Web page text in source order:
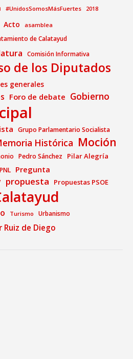
#UnidosSomosMásFuertes 2018
Acto asamblea
de Calatayud
Comisión Informativa
de los Diputados
generales
Foro de debate Gobierno
Grupo Parlamentario Socialista
Histórica Moción
Pedro Sánchez Pilar Alegría
PNL Pregunta
propuesta Propuestas PSOE
Turismo Urbanismo
Ruiz de Diego